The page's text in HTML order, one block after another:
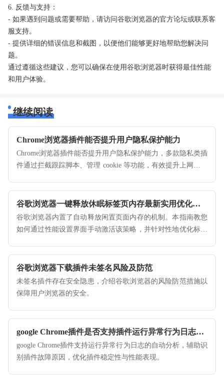
6. 反馈与支持：
- 如果遇到问题或需要帮助，请访问谷歌浏览器的官方论坛或联系客
服支持。
- 提供详细的错误信息和截图，以便他们能够更好地帮助您解决问
题。
通过遵循这些建议，您可以确保在使用谷歌浏览器时获得最佳性能
和用户体验。
继续阅读
Chrome浏览器插件能否提升用户隐私保护能力
Chrome浏览器插件能否提升用户隐私保护能力，多款隐私类插
件通过拦截跟踪脚本、管理 cookie 等功能，有效提升上网安全
谷歌浏览器一键释放休眠标签页内存最新实用优化教程
谷歌浏览器内置了自动释放闲置页面内存的机制。本指南教您
如何通过性能设置界面手动激活该策略，并针对性地优化标签
谷歌浏览器下载插件未签名风险及防范
未签名插件存在安全隐患，介绍谷歌浏览器的风险防范措施以
保障用户浏览器的安全。
google Chrome插件是否支持插件运行异常行为日志分析
google Chrome插件支持运行异常行为日志的自动分析，辅助识
别插件故障原因，优化插件稳定性与性能表现。